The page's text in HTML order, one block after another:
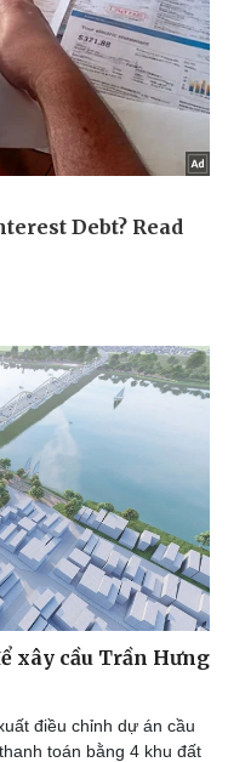
xây cầu Trần Hưng
điều chỉnh dự án cầu
toán bằng 4 khu đất